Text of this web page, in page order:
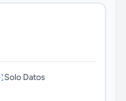
Solo Datos